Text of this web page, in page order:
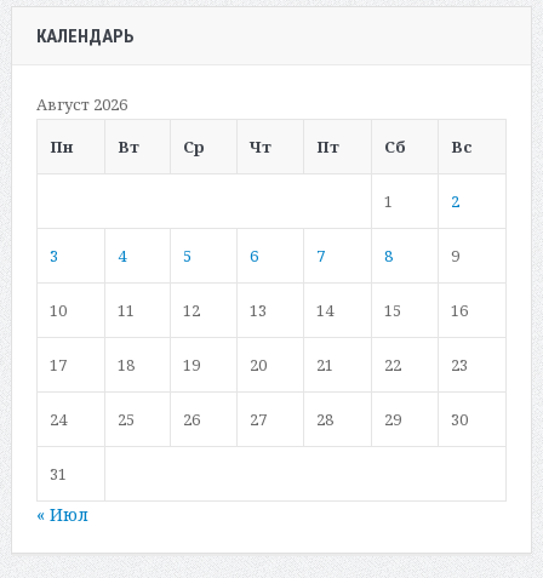
КАЛЕНДАРЬ
Август 2026
Пн
Вт Ср Чт Пт Сб Вс
1 2
3 4 5 6 7 8 9
10 11 12 13 14 15 16
17 18 19 20 21 22 23
24 25 26 27 28 29 30
31
« Июл